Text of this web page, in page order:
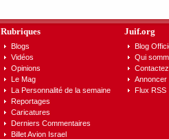
Rubriques
Blogs
Vidéos
Opinions
Le Mag
La Personnalité de la semaine
Reportages
Caricatures
Derniers Commentaires
Billet Avion Israel
Juif.org
Blog
Qui
Annoncer
Flux RSS